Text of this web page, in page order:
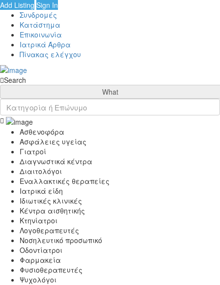
Add Listing Sign In
Συνδρομές
Κατάστημα
Επικοινωνία
Ιατρικά Άρθρα
Πίνακας ελέγχου
Search
What
Ασθενοφόρα
Ασφάλειες υγείας
Γιατροί
Διαγνωστικά κέντρα
Διαιτολόγοι
Εναλλακτικές θεραπείες
Ιατρικά είδη
Ιδιωτικές κλινικές
Κέντρα αισθητικής
Κτηνίατροι
Λογοθεραπευτές
Νοσηλευτικό προσωπικό
Οδοντίατροι
Φαρμακεία
Φυσιοθεραπευτές
Ψυχολόγοι